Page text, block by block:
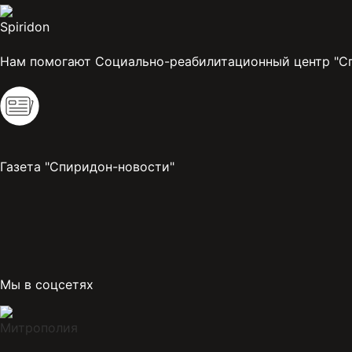
Нам помогают Социально-реабилитационный центр
Газета "Спиридон-новости"
Мы в соцсетях